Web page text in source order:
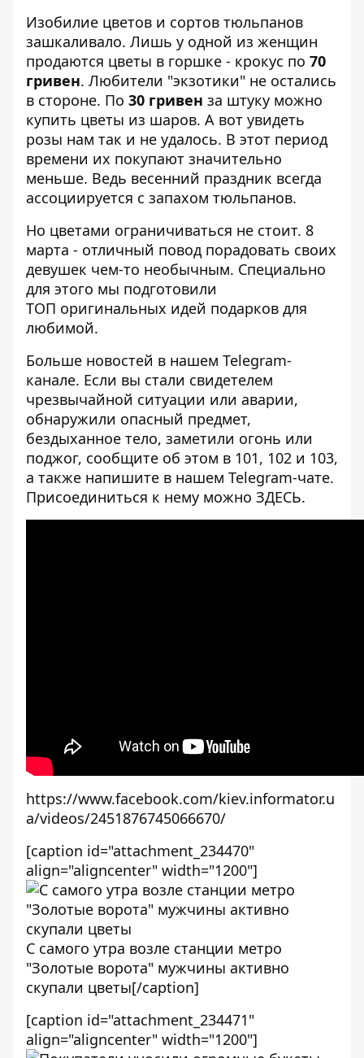
Изобилие цветов и сортов тюльпанов
зашкаливало. Лишь у одной из женщин
продаются цветы в горшке - крокус по 70
гривен. Любители "экзотики" не остались
в стороне. По 30 гривен за штуку можно
купить цветы из шаров. А вот увидеть
розы нам так и не удалось. В этот период
времени их покупают значительно
меньше. Ведь весенний праздник всегда
ассоциируется с запахом тюльпанов.
Но цветами ограничиваться не стоит. 8
марта - отличный повод порадовать своих
девушек чем-то необычным. Специально
для этого мы подготовили
ТОП оригинальных идей подарков для
любимой.
Больше новостей в нашем Telegram-
канале. Если вы стали свидетелем
чрезвычайной ситуации или аварии,
обнаружили опасный предмет,
бездыханное тело, заметили огонь или
поджог, сообщите об этом в 101, 102 и 103,
а также напишите в нашем Telegram-чате.
Присоединиться к нему можно ЗДЕСЬ.
https://www.facebook.com/kiev.informator.u
a/videos/2451876745066670/
[caption id="attachment_234470"
align="aligncenter" width="1200"]
С самого утра возле станции метро
"Золотые ворота" мужчины активно
скупали цветы[/caption]
[caption id="attachment_234471"
align="aligncenter" width="1200"]